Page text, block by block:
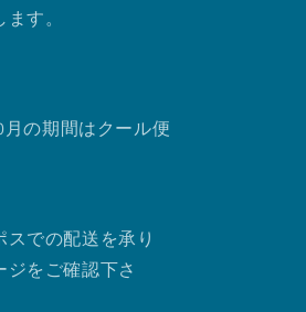
す。
の期間はクール便
での配送を承り
ジをご確認下さ